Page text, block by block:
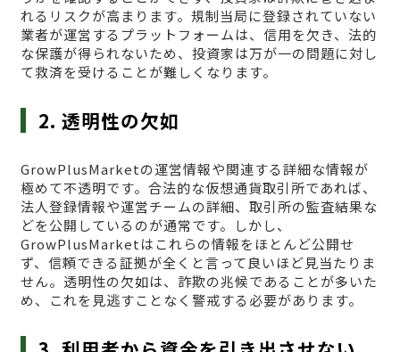
れるリスクが高まります。規制当局に登録されていない
業者が運営するプラットフォームは、信用を欠き、法的
な保護が得られないため、投資家は万が一の問題に対し
て救済を受けることが難しくなります。
2. 透明性の欠如
GrowPlusMarketの運営情報や関連する詳細な情報が
極めて不透明です。合法的な仮想通貨取引所であれば、
法人登録情報や運営チームの詳細、取引所の監査結果な
どを公開しているのが通常です。しかし、
GrowPlusMarketはこれらの情報をほとんど公開せ
ず、信頼できる証拠が全くと言って良いほど見当たりま
せん。透明性の欠如は、詐欺の兆候であることが多いた
め、これを見逃すことなく警戒する必要があります。